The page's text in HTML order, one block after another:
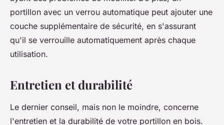
portillon avec un verrou automatique peut ajouter une
couche supplémentaire de sécurité, en s'assurant
qu'il se verrouille automatiquement après chaque
utilisation.
Entretien et durabilité
Le dernier conseil, mais non le moindre, concerne
l'entretien et la durabilité de votre portillon en bois.